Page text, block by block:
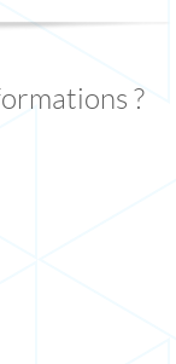
?